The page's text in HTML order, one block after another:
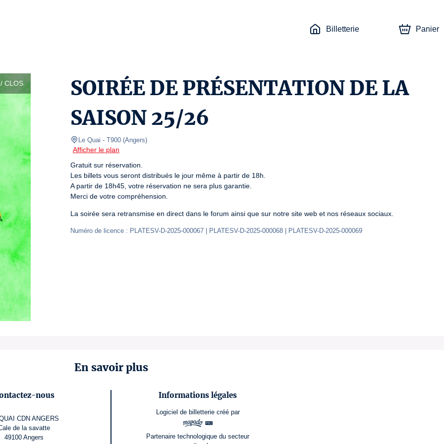
Billetterie Panier
CLOS
SOIRÉE DE PRÉSENTATION DE LA
SAISON 25/26
Le Quai - T900 (Angers)
Afficher le plan
Gratuit sur réservation.
Les billets vous seront distribués le jour même à partir de 18h.
A partir de 18h45, votre réservation ne sera plus garantie.
Merci de votre compréhension.
La soirée sera retransmise en direct dans le forum ainsi que sur notre site web et nos réseaux sociaux.
Numéro de licence : PLATESV-D-2025-000067 | PLATESV-D-2025-000068 | PLATESV-D-2025-000069
En savoir plus
nous
CDN ANGERS
de la savatte
49100 Angers
Informations légales
Logiciel de billetterie créé par
Partenaire technologique du secteur